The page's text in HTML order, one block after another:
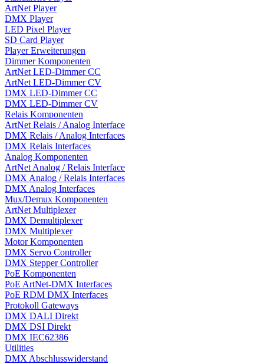
ArtNet Player
DMX Player
LED Pixel Player
SD Card Player
Player Erweiterungen
Dimmer Komponenten
ArtNet LED-Dimmer CC
ArtNet LED-Dimmer CV
DMX LED-Dimmer CC
DMX LED-Dimmer CV
Relais Komponenten
ArtNet Relais / Analog Interface
DMX Relais / Analog Interfaces
DMX Relais Interfaces
Analog Komponenten
ArtNet Analog / Relais Interface
DMX Analog / Relais Interfaces
DMX Analog Interfaces
Mux/Demux Komponenten
ArtNet Multiplexer
DMX Demultiplexer
DMX Multiplexer
Motor Komponenten
DMX Servo Controller
DMX Stepper Controller
PoE Komponenten
PoE ArtNet-DMX Interfaces
PoE RDM DMX Interfaces
Protokoll Gateways
DMX DALI Direkt
DMX DSI Direkt
DMX IEC62386
Utilities
DMX Abschlusswiderstand